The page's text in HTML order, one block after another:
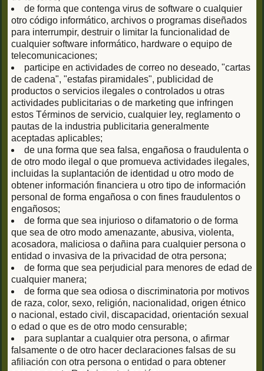
de forma que contenga virus de software o cualquier
otro código informático, archivos o programas diseñados
para interrumpir, destruir o limitar la funcionalidad de
cualquier software informático, hardware o equipo de
telecomunicaciones;
participe en actividades de correo no deseado, "cartas
de cadena", "estafas piramidales", publicidad de
productos o servicios ilegales o controlados u otras
actividades publicitarias o de marketing que infringen
estos Términos de servicio, cualquier ley, reglamento o
pautas de la industria publicitaria generalmente
aceptadas aplicables;
de una forma que sea falsa, engañosa o fraudulenta o
de otro modo ilegal o que promueva actividades ilegales,
incluidas la suplantación de identidad u otro modo de
obtener información financiera u otro tipo de información
personal de forma engañosa o con fines fraudulentos o
engañosos;
de forma que sea injurioso o difamatorio o de forma
que sea de otro modo amenazante, abusiva, violenta,
acosadora, maliciosa o dañina para cualquier persona o
entidad o invasiva de la privacidad de otra persona;
de forma que sea perjudicial para menores de edad de
cualquier manera;
de forma que sea odiosa o discriminatoria por motivos
de raza, color, sexo, religión, nacionalidad, origen étnico
o nacional, estado civil, discapacidad, orientación sexual
o edad o que es de otro modo censurable;
para suplantar a cualquier otra persona, o afirmar
falsamente o de otro hacer declaraciones falsas de su
afiliación con otra persona o entidad o para obtener